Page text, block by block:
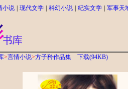
小说 现代文学 科幻小说 纪实文学 军事天
>言情小说>方子矜作品集 下载(94KB)